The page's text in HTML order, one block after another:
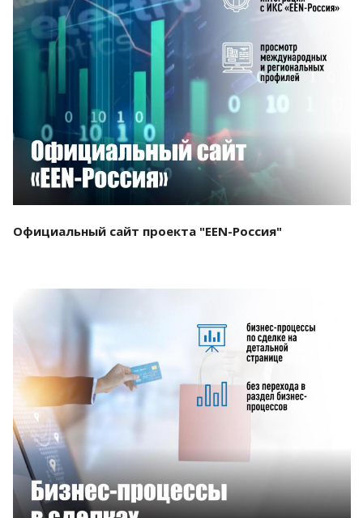
Смотреть проект
Официальный сайт проекта "EEN-Россия"